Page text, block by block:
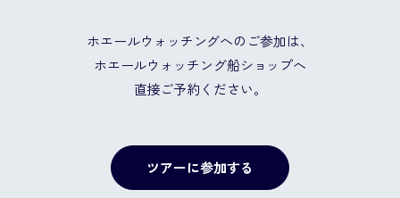
ホエールウォッチングへのご参加は、
ホエールウォッチング船ショップへ
直接ご予約ください。
ツアーに参加する